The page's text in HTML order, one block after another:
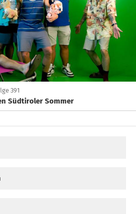
391
Südtiroler Sommer